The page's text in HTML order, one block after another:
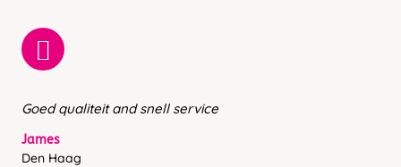
Goed qualiteit and snell service
James
Den Haag